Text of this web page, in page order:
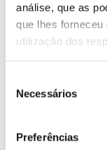
análise, que as
que lhes
utilização dos
Necessários
Preferências
É uma oportunidade
reduzido devido a
-Mudança de imagem
-Mudança de rótulo
Produtos não passíveis
Comprar Eyeliner
ANDREIA Eyeliner